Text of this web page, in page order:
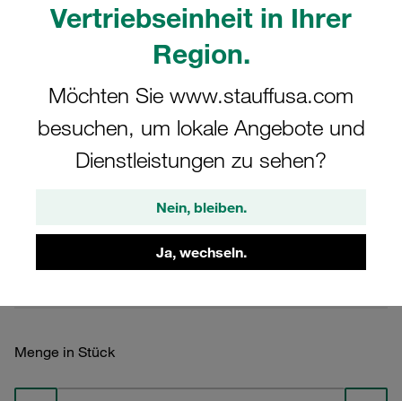
Vertriebseinheit in Ihrer
Region.
Möchten Sie www.stauffusa.com
besuchen, um lokale Angebote und
Dienstleistungen zu sehen?
Nein, bleiben.
Ja, wechseln.
tatsächlichen Produkt abweichen.
1a Ø8mm Polypropylen W5 Deckpl., AS-
Schraube Tragschienenmutter
SM-108a-PP-DP-AS-M-W5
Technische Daten ansehen
Menge in Stück